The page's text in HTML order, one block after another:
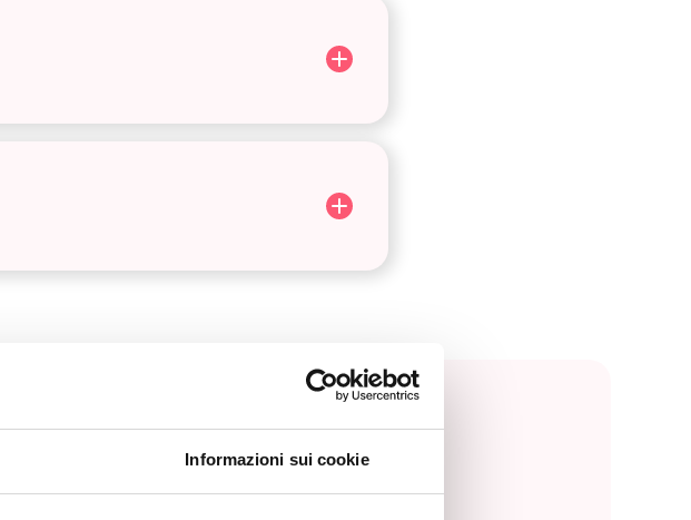
Informazioni sui cookie
Rosa